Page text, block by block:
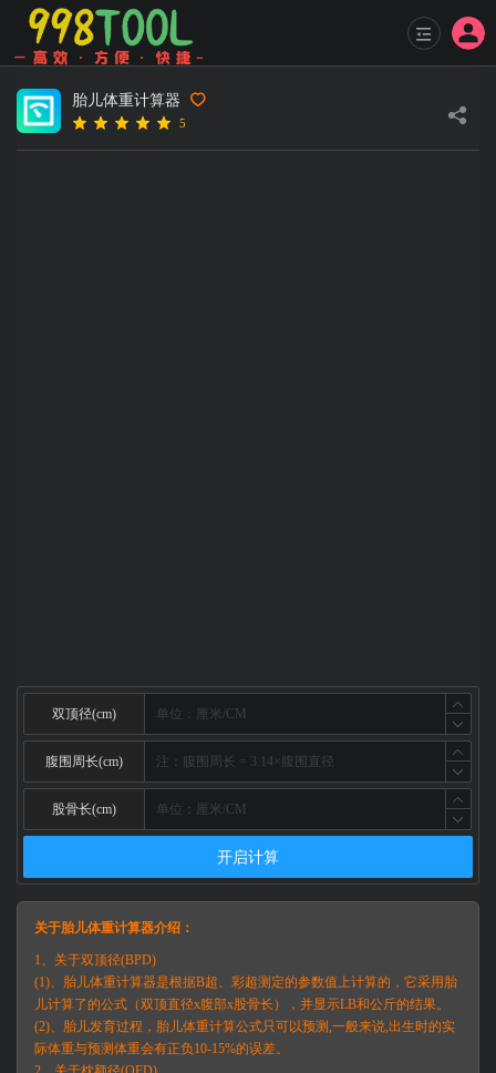
胎儿体重计算器
5
双顶径(cm)
腹围周长(cm)
股骨长(cm)
开启计算
关于胎儿体重计算器介绍：
1、关于双顶径(BPD)
(1)、胎儿体重计算器是根据B超、彩超测定的参数值上计算的，它采用胎
儿计算了的公式（双顶直径x腹部x股骨长），并显示LB和公斤的结果。
(2)、胎儿发育过程，胎儿体重计算公式只可以预测,一般来说,出生时的实
际体重与预测体重会有正负10-15%的误差。